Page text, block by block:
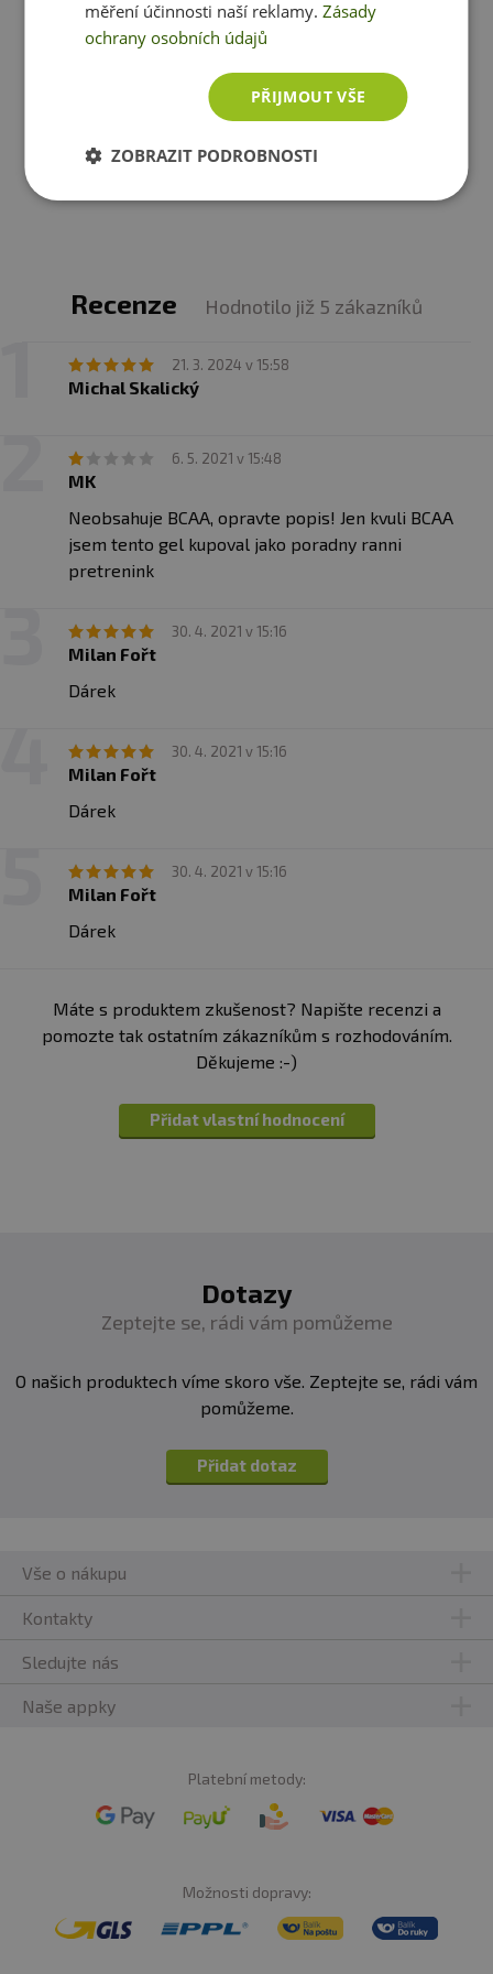
izomaltulóza* (1 %), konzervant: sorban draselný,
niacinamid, vitamin B1, vitamin B6 (pyridoxin
hydrochlorid, emulgátor: mono a diglyceridy mastných
zdrojem glukózy a fruktózy.
Enervit Recovery Drink (R2 Sport) 400 g -
699 Kč
sklademihned k expedici
Recenze Hodnotilo již 5 zákazníků
21. 3. 2024 v 15:58
Michal Skalický
6. 5. 2021 v 15:48
MK
Neobsahuje BCAA, opravte popis! Jen kvuli BCAA
jsem tento gel kupoval jako poradny ranni
pretrenink
30. 4. 2021 v 15:16
Milan Fořt
Dárek
30. 4. 2021 v 15:16
Milan Fořt
Dárek
30. 4. 2021 v 15:16
Milan Fořt
Dárek
Máte s produktem zkušenost? Napište recenzi a
pomozte tak ostatním zákazníkům s rozhodováním.
Děkujeme :-)
Přidat vlastní hodnocení
Dotazy
Zeptejte se, rádi vám pomůžeme
O našich produktech víme skoro vše. Zeptejte se, rádi vám
pomůžeme.
Přidat dotaz
Vše o nákupu
Kontakty
Sledujte nás
Naše appky
Platební metody:
Možnosti dopravy:
měření účinnosti naší reklamy.Zásady
ochrany osobních údajů
PŘIJMOUT VŠE
ZOBRAZIT PODROBNOSTI